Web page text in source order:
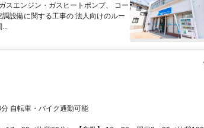
スエンジン・ガスヒートポンプ、 コー
設備に関する工事の 法人向けのルー
...
アクセス: 京阪本線 寝屋川市駅から徒歩3分 自転車・バイク通勤可能